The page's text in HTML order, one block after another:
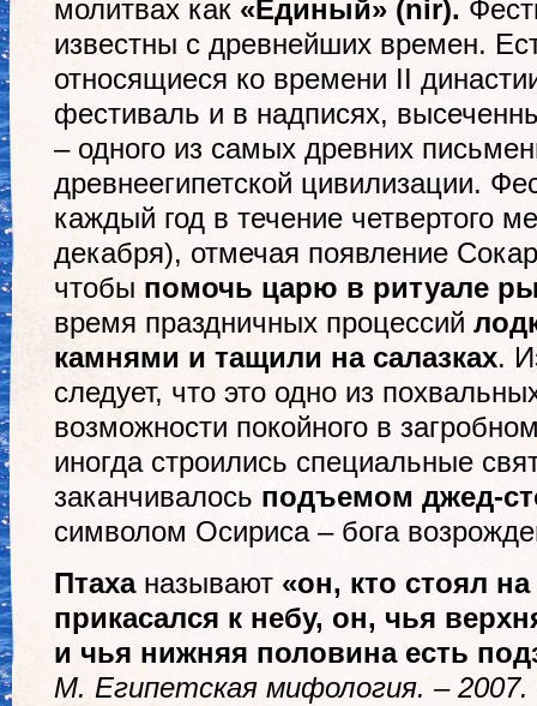
молитвах как «Единый» (nir).
известны с древнейших времен.
относящиеся ко времени II
фестиваль и в надписях,
– одного из самых древних
древнеегипетской цивилизации.
каждый год в течение четвертого
декабря), отмечая появление
чтобы помочь царю в ритуале
время праздничных процессий
камнями и тащили на салазках.
следует, что это одно из
возможности покойного в
иногда строились специальные
заканчивалось подъемом джед-
символом Осириса – бога
Птаха называют «он, кто стоял
прикасался к небу, он, чья
и чья нижняя половина есть
М. Египетская мифология. –